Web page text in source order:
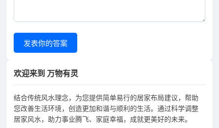
发表你的答案
欢迎来到 万物有灵
结合传统风水理念，为您提供简单易行的居家布局建议，帮助
您改善生活环境，创造更加和谐与顺利的生活。通过科学调整
居家风水，助力事业腾飞、家庭幸福，成就更美好的未来。